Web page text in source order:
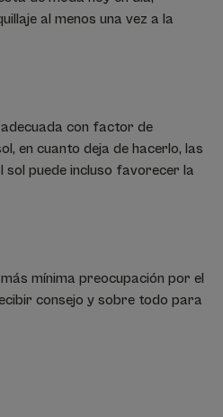
al menos una vez a la
con factor de
en cuanto deja de hacerlo, las
sol puede incluso favorecer la
mínima preocupación por el
consejo y sobre todo para